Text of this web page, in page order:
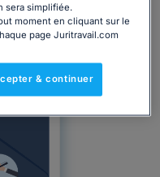
sera simplifiée.
moment en cliquant sur le
page Juritravail.com
& continuer